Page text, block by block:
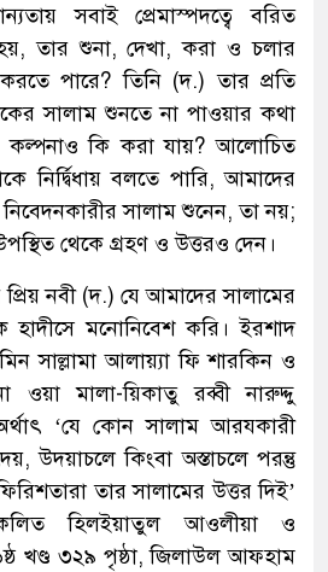
সবাই প্রেমাস্পদত্বে বরিত
তার শুনা, দেখা, করা ও চলার
পারে? তিনি (দ.) তার প্রতি
সালাম শুনতে না পাওয়ার কথা
কল্পনাও কি করা যায়? আলোচিত
নির্দ্বিধায় বলতে পারি, আমাদের
সালাম শুনেন, তা নয়;
থেকে গ্রহণ ও উত্তরও দেন।
নবী (দ.) যে আমাদের সালামের
হাদীসে মনোনিবেশ করি। ইরশাদ
সাল্লামা আলায়্যা ফি শারকিন ও
ওয়া মালা-য়িকাতু রব্বী নারুদ্দু
‘যে কোন সালাম আরযকারী
উদয়াচলে কিংবা অস্তাচলে পরন্তু
তার সালামের উত্তর দিই’
হিলইয়াতুল আওলীয়া ও
খণ্ড ৩২৯ পৃষ্ঠা, জিলাউল আফহাম